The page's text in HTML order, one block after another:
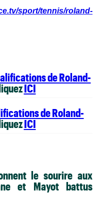
sport/tennis/roland-
de Roland-
ICI
de Roland-
ICI
le sourire aux
et Mayot battus